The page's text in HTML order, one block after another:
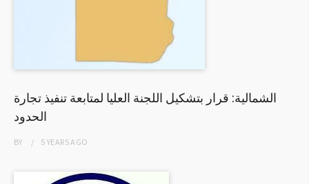
الشمالية: قرار بتشكيل اللجنة العليا لمتابعة تنفيذ تجارة
الحدود
BY 5 YEARSAGO